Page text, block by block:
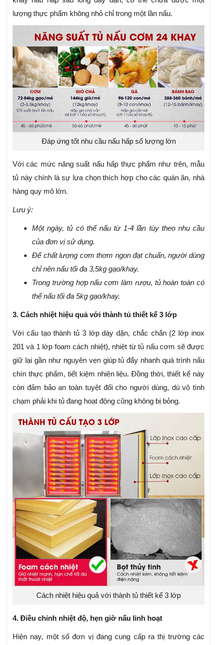
lượng thực phẩm không nhỏ chỉ trong một lần nấu.
Đáp ứng tốt nhu cầu nấu hấp số lượng lớn
Với các mức năng suất nấu hấp thực phẩm như trên, mẫu
tủ này chính là sự lựa chọn thích hợp cho các quán ăn, nhà
hàng quy mô lớn.
Lưu ý:
Một ngày, tủ có thể nấu từ 1-4 lần tùy theo nhu cầu
của đơn vị sử dụng.
Để chất lượng cơm thơm ngon đạt chuẩn, người dùng
chỉ nên nấu tối đa 3,5kg gạo/khay.
Trong trường hợp nấu cơm làm rượu, tủ hoàn toàn có
thể nấu tối đa 5kg gạo/khay.
3. Cách nhiệt hiệu quả với thành tủ thiết kế 3 lớp
Với cấu tạo thành tủ 3 lớp dày dặn, chắc chắn (2 lớp inox
201 và 1 lớp foam cách nhiệt), nhiệt từ tủ nấu cơm sẽ được
giữ lại gần như nguyên vẹn giúp tủ đẩy nhanh quá trình nấu
chín thực phẩm, tiết kiệm nhiên liệu. Đồng thời, thiết kế này
còn đảm bảo an toàn tuyệt đối cho người dùng, dù vô tình
chạm phải khi tủ đang hoạt động cũng không bị bỏng.
Cách nhiệt hiệu quả với thành tủ thiết kế 3 lớp
4. Điều chỉnh nhiệt độ, hẹn giờ nấu linh hoạt
Hiện nay, một số đơn vị đang cung cấp ra thị trường các